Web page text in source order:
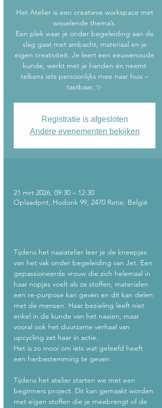
Het Atelier is een creatieve workspace met
wisselende thema’s.
Een plek waar je onder begeleiding aan de
slag gaat met ambacht, materiaal en je
eigen creativiteit. Je leert een eeuwenoude
kunde, werkt met je handen én neemt
telkens iets persoonlijks mee naar huis –
Registratie is afgesloten
Andere evenementen bekijken
21 mrt 2026, 09:30 – 12:30
Oplaadpnt, Hodonk 99, 2470 Retie, België
Tijdens het naaiatelier leer je de kneepjes
van het vak onder begeleiding van Jet. Een
gepassioneerde vrouw die zich helemaal in
haar nopjes voelt als ze stoffen, materialen
een re-purpose kan geven en dit kan delen
met de mensen. Haar bezieling leeft niet
enkel in de kunde van het naaien, maar
vooral ook het duurzame verhaal van
upcycling zet haar in actie.
Het is zo mooi om iets wat geleefd heeft
een herbestemming te geven.
Tijdens het atelier starten we met een
beginners project. Dit kan gemaakt worden
met eigen stoffen die je meebrengt of de